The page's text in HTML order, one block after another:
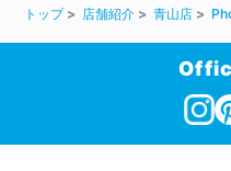
トップ 店舗紹介 青山店